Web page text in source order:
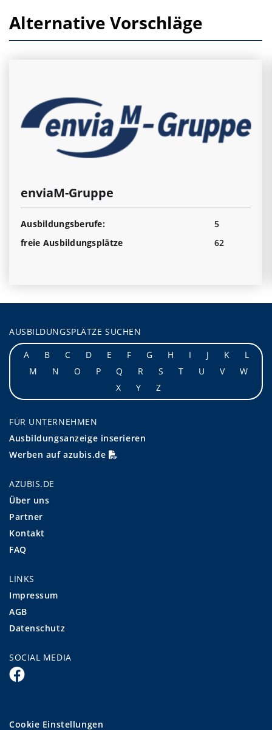
Alternative Vorschläge
enviaM-Gruppe
Ausbildungsberufe:
5
freie Ausbildungsplätze
62
AUSBILDUNGSPLÄTZE SUCHEN
A
B C D E F G H I J K
L
M
N O P Q R S T U V
W
X
Y Z
FÜR UNTERNEHMEN
Ausbildungsanzeige inserieren
Werben auf azubis.de
AZUBIS.DE
Über uns
Partner
Kontakt
FAQ
LINKS
Impressum
AGB
Datenschutz
SOCIAL MEDIA
Cookie Einstellungen